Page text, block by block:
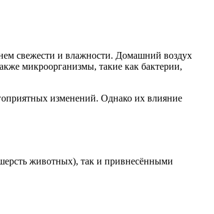
свежести и влажности. Домашний воздух
микроорганизмы, такие как бактерии,
изменений. Однако их влияние
животных), так и привнесёнными